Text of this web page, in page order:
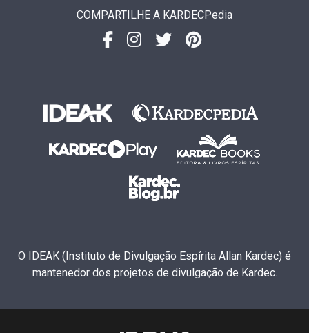
COMPARTILHE A KARDECPedia
O IDEAK (Instituto de Divulgação Espírita Allan Kardec) é
mantenedor dos projetos de divulgação de Kardec.